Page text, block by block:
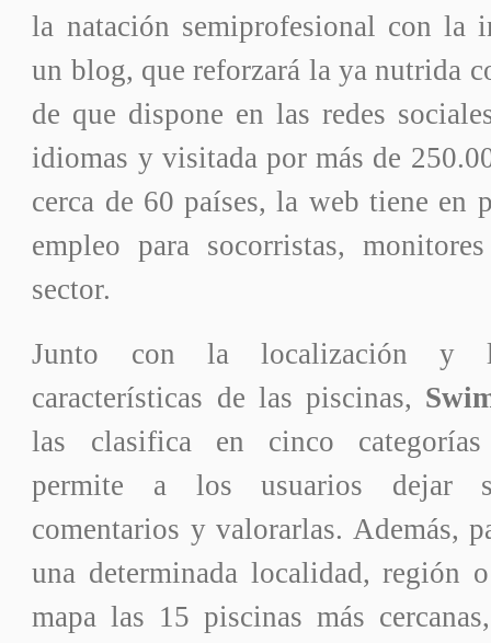
la natación semiprofesional con la
un blog, que reforzará la ya nutrida
de que dispone en las redes
idiomas y visitada por más de
cerca de 60 países, la web tiene en
empleo para socorristas,
sector.
Junto con la localización y
características de las piscinas,
las clasifica en cinco
permite a los usuarios dejar
comentarios y valorarlas. Además,
una determinada localidad, región
mapa las 15 piscinas más